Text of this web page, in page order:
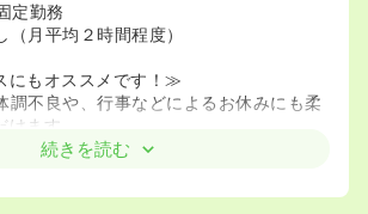
定勤務
月平均２時間程度）
にもオススメです！≫
不良や、行事などによるお休みにも柔
ます。
く、系列施設同士でも連携をとり人員調
続きを読む